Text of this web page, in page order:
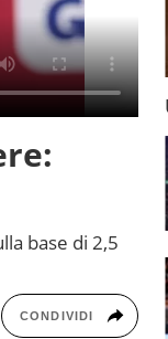
base di 2,5
CONDIVIDI